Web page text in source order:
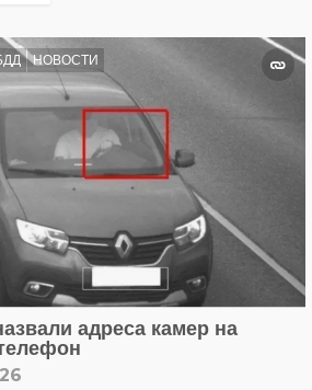
НОВОСТИ
адреса камер на